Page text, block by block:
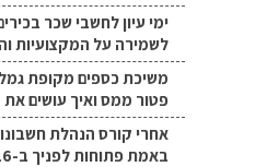
ימי עיון לחשבי שכר
לשמירה על המקצועיות
משיכת כספים מקופת
פטור ממס ואיך עושים את
אחרי קורס הנהלת
באמת פתוחות לפניך ב-2026?